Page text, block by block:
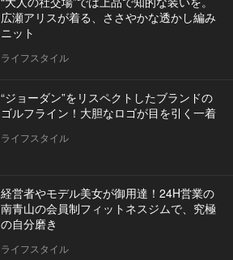
広瀬アリスが着る、ささやかな透かし編み
ニット
ライフスタイル
“ジョーダン”をリスペクトしたブランドの
ゴルフライン！大胆なロゴが目を引く一着
ライフスタイル
経営者やモデル美女が御用達！24H営業の
南青山の会員制フィットネスジムで、究極
の自分磨き
ライフスタイル